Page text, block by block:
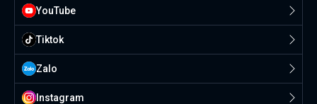
YouTube
Tiktok
Zalo
Instagram